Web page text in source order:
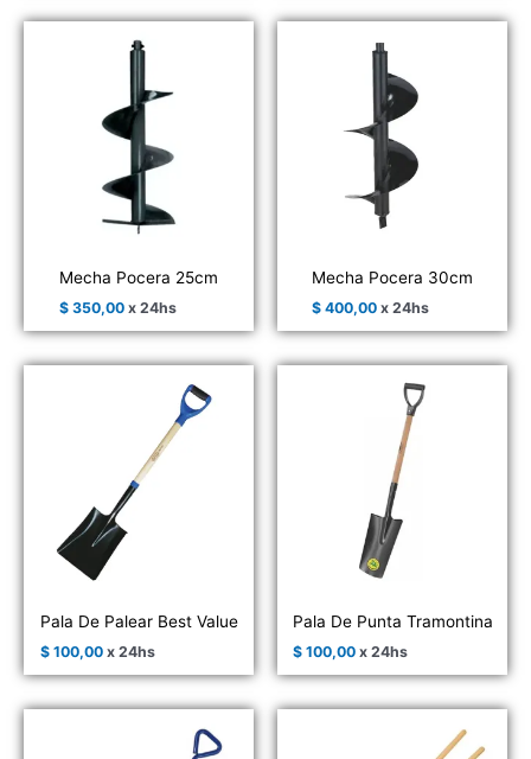
Mecha Pocera 25cm
$ 350,00 x 24hs
Mecha Pocera 30cm
$ 400,00 x 24hs
Pala De Palear Best Value
$100,00x 24hs
Pala De Punta Tramontina
$100,00x 24hs